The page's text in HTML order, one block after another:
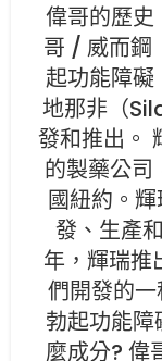
偉哥的歷史
哥 / 威而鋼
起功能障礙
地那非（
發和推出。
的製藥公司
國紐約。
發、生產
年，輝瑞
們開發的
勃起功能
麼成分? 偉